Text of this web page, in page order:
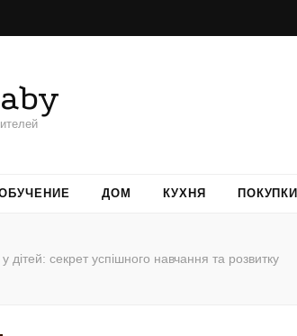
ДОМ КУХНЯ ПОКУПКИ
дітей: секрет успішного навчання та розвитку